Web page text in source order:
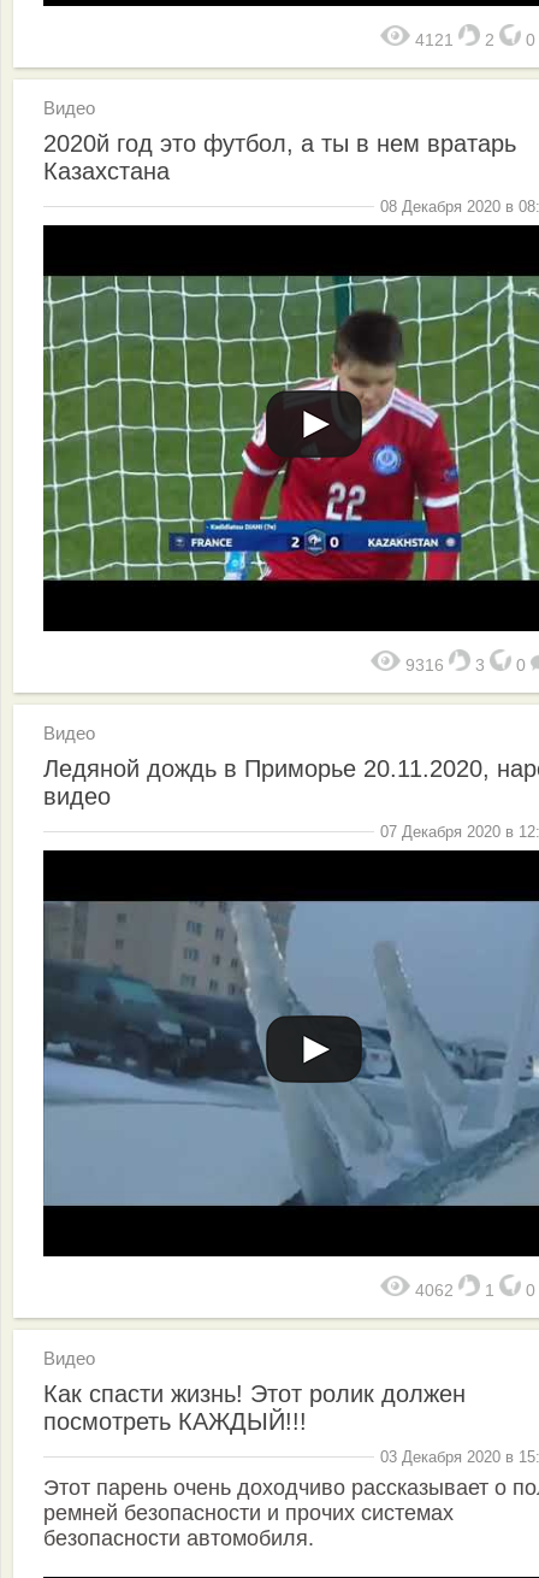
4121 2 0
Видео
2020й год это футбол, а ты в нем вратарь
Казахстана
08 Декабря 2020 в
9316 3 0
Видео
Ледяной дождь в Приморье 20.11.2020,
видео
07 Декабря 2020 в
4062 1 0
Видео
Как спасти жизнь! Этот ролик должен
посмотреть КАЖДЫЙ!!!
03 Декабря 2020 в
Этот парень очень доходчиво рассказывает о
ремней безопасности и прочих системах
безопасности автомобиля.